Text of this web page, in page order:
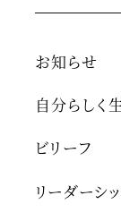
お知らせ
自分らしく
ビリーフ
リーダーシ